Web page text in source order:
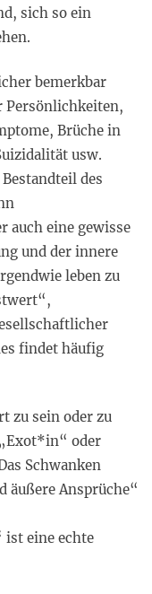
sich so ein
bemerkbar
Persönlichkeiten,
Brüche in
usw.
des
auch eine gewisse
und der innere
leben zu
findet häufig
zu sein oder zu
oder
Schwanken
äußere Ansprüche“
ist eine echte